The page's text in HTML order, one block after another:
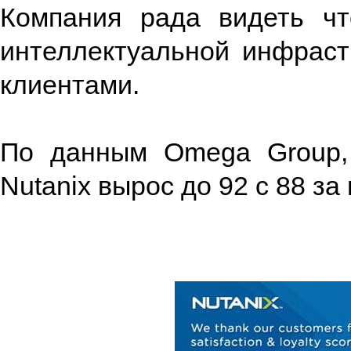
Компания рада видеть
интеллектуальной
клиентами.
По данным Omega Group,
Nutanix вырос до 92 с 88 за